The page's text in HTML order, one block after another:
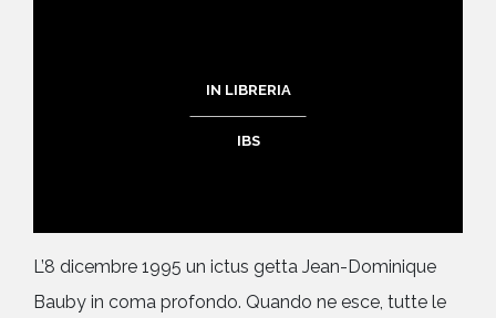
IN LIBRERIA
IBS
L’8 dicembre 1995 un ictus getta Jean-Dominique
Bauby in coma profondo. Quando ne esce, tutte le